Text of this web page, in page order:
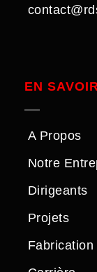
EN
A Propos
Notre
Dirigeants
Projets
Fabrication